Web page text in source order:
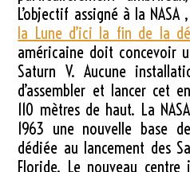
L’objectif assigné à la NASA
la Lune d’ici la fin de la
américaine doit concevoir
Saturn V. Aucune
d’assembler et lancer cet
110 mètresde haut. La
1963 une nouvelle base
dédiée au lancement des
Floride. Le nouveau centre